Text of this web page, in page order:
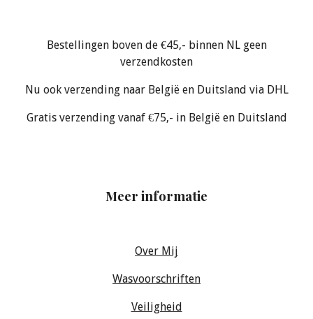
Bestellingen boven de €45,- binnen NL geen
verzendkosten
Nu ook verzending naar België en Duitsland via DHL
Gratis verzending vanaf €75,- in België en Duitsland
Meer informatie
Over Mij
Wasvoorschriften
Veiligheid